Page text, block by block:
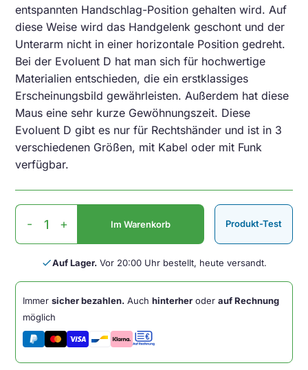
entspannten Handschlag-Position gehalten wird. Auf
diese Weise wird das Handgelenk geschont und der
Unterarm nicht in einer horizontale Position gedreht.
Bei der Evoluent D hat man sich für hochwertige
Materialien entschieden, die ein erstklassiges
Erscheinungsbild gewährleisten. Außerdem hat diese
Maus eine sehr kurze Gewöhnungszeit. Diese
Evoluent D gibt es nur für Rechtshänder und ist in 3
verschiedenen Größen, mit Kabel oder mit Funk
verfügbar.
Evoluent
mit
Maus
Menge
- + Im Warenkorb Produkt-Test
doneAuf Lager. Vor 20:00 Uhr bestellt, heute versandt.
Immersicher bezahlen. Auchhinterher oderauf Rechnung
möglich